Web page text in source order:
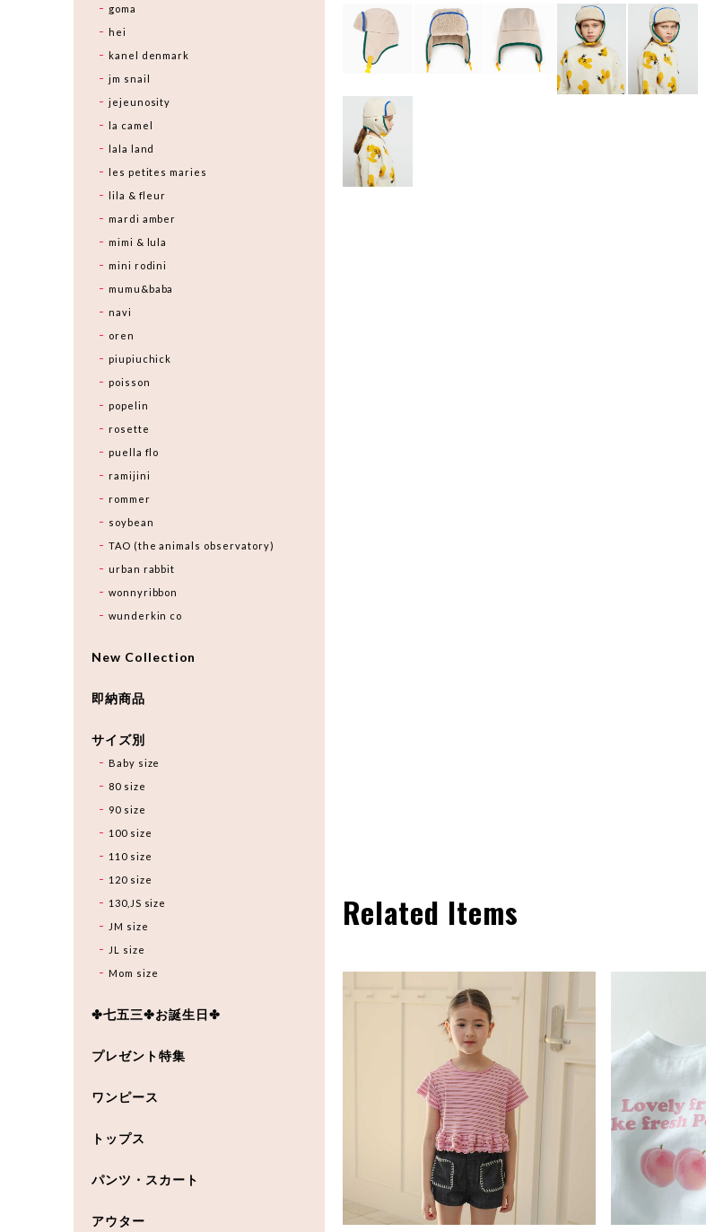
Related Items
goma
hei
kanel denmark
jm snail
jejeunosity
la camel
lala land
les petites maries
lila & fleur
mardi amber
mimi & lula
mini rodini
mumu&baba
navi
oren
piupiuchick
poisson
popelin
rosette
puella flo
ramijini
rommer
soybean
TAO (the animals observatory)
urban rabbit
wonnyribbon
wunderkin co
New Collection
即納商品
サイズ別
Baby size
80 size
90 size
100 size
110 size
120 size
130,JS size
JM size
JL size
Mom size
✤七五三✤お誕生日✤
プレゼント特集
ワンピース
トップス
パンツ・スカート
アウター